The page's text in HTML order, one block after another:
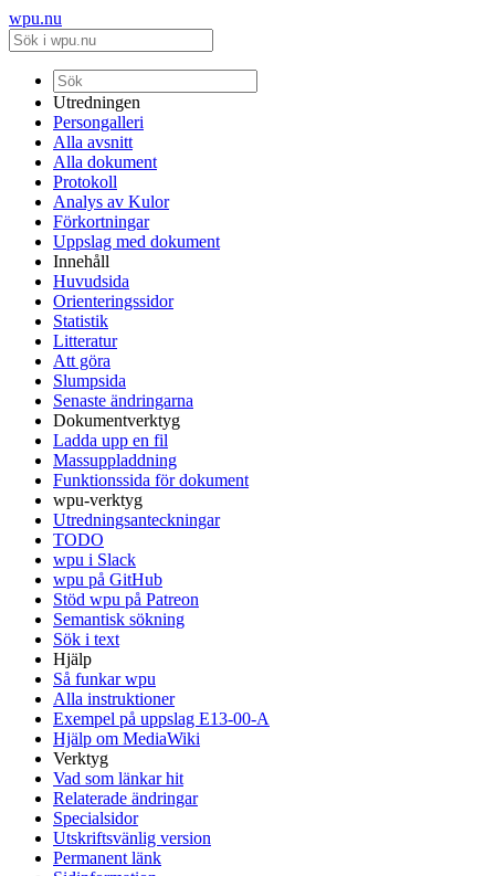
wpu.nu
Utredningen
Persongalleri
Alla avsnitt
Alla dokument
Protokoll
Analys av Kulor
Förkortningar
Uppslag med dokument
Innehåll
Huvudsida
Orienteringssidor
Statistik
Litteratur
Att göra
Slumpsida
Senaste ändringarna
Dokumentverktyg
Ladda upp en fil
Massuppladdning
Funktionssida för dokument
wpu-verktyg
Utredningsanteckningar
TODO
wpu i Slack
wpu på GitHub
Stöd wpu på Patreon
Semantisk sökning
Sök i text
Hjälp
Så funkar wpu
Alla instruktioner
Exempel på uppslag E13-00-A
Hjälp om MediaWiki
Verktyg
Vad som länkar hit
Relaterade ändringar
Specialsidor
Utskriftsvänlig version
Permanent länk